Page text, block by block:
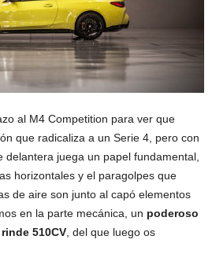
al M4 Competition para ver que
que radicaliza a un Serie 4, pero con
delantera juega un papel fundamental,
horizontales y el paragolpes que
de aire son junto al capó elementos
en la parte mecánica, un poderoso
510CV, del que luego os